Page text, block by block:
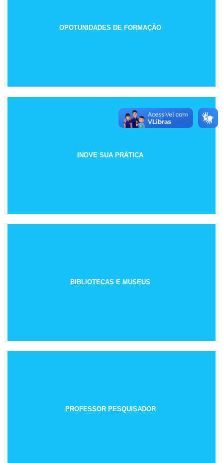
OPOTUNIDADES DE FORMAÇÃO
INOVE SUA PRÁTICA
BIBLIOTECAS E MUSEUS
PROFESSOR PESQUISADOR